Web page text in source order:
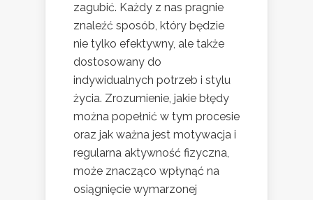
zagubić. Każdy z nas pragnie
znaleźć sposób, który będzie
nie tylko efektywny, ale także
dostosowany do
indywidualnych potrzeb i stylu
życia. Zrozumienie, jakie błędy
można popełnić w tym procesie
oraz jak ważna jest motywacja i
regularna aktywność fizyczna,
może znacząco wpłynąć na
osiągnięcie wymarzonej